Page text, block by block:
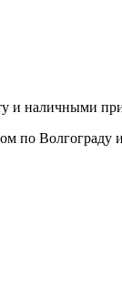
и наличными
по